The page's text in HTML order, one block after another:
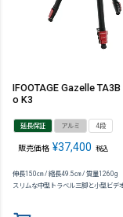
IFOOTAGE Gazelle
o K3
延長保証 アルミ 4段
販売価格 ¥37,400 税込
伸長150㎝ / 縮長49.5㎝ / 質量1260g
スリムな中型トラベル三脚と小型ビデ